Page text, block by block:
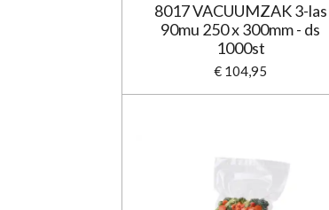
8017 VACUUMZAK 3-las
90mu 250 x 300mm - ds
1000st
€ 104,95